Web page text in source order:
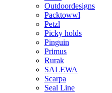
Outdoordesigns
Packtowwl
Petzl
Picky holds
Pinguin
Primus
Rurak
SALEWA
Scarpa
Seal Line